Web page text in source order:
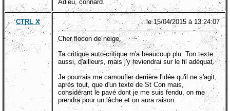
Adieu, connard.
CTRL X le 15/04/2015 à 13:24:07
Cher flocon de neige,
Ta critique auto-critique m'a beaucoup plu. Ton texte
aussi, d'ailleurs, mais j'y reviendrai sur le fil adéquat.
Je pourrais me camoufler derrière l'idée qu'il ne s'agit,
après tout, que d'un texte de St Con mais,
considérant le pavé dont je me suis fendu, on me
prendra pour un lâche et on aura raison.